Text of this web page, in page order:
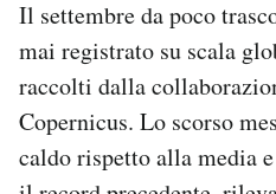
SHOP
CALENDARIO
Il settembre da poco
mai registrato su scala
raccolti dalla
Copernicus. Lo scorso
caldo rispetto alla media